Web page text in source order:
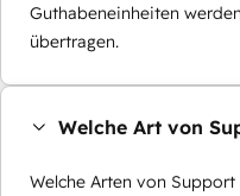
Guthabeneinheiten
übertragen.
Welche Art von
Welche Arten von